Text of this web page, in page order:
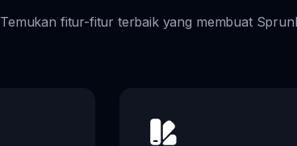
Temukan fitur-fitur terbaik yang membuat